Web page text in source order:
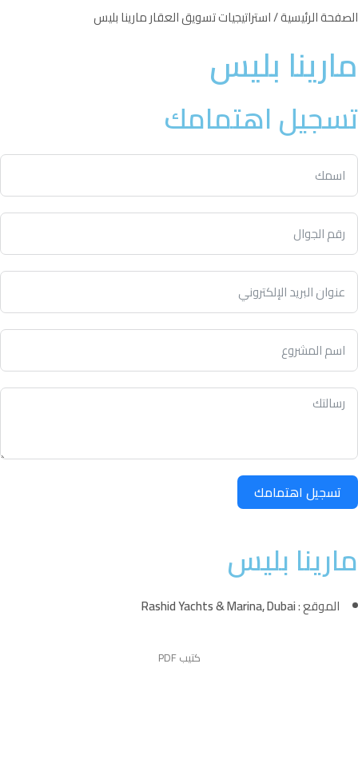
الصفحة الرئيسية/استراتيجيات تسويق العقارمارينا بليس
مارينا بليس
تسجيل اهتمامك
تسجيل اهتمامك
مارينا بليس
الموقع :Rashid Yachts & Marina, Dubai
كتيب PDF